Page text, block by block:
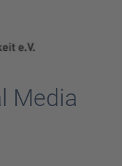
Media